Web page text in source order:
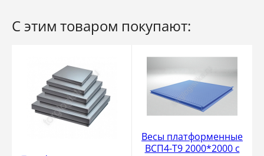
С этим товаром покупают:
Весы платформенные
ВСП4-Т9 2000*2000 с